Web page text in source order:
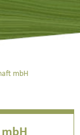
mbH